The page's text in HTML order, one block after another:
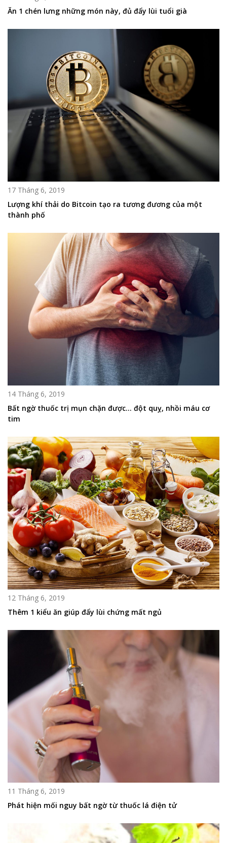
Ăn 1 chén lưng những món này, đủ đẩy lùi tuổi già
17 Tháng 6, 2019
Lượng khí thải do Bitcoin tạo ra tương đương của một
thành phố
14 Tháng 6, 2019
Bất ngờ thuốc trị mụn chặn được… đột quỵ, nhồi máu cơ
tim
12 Tháng 6, 2019
Thêm 1 kiểu ăn giúp đẩy lùi chứng mất ngủ
11 Tháng 6, 2019
Phát hiện mối nguy bất ngờ từ thuốc lá điện tử